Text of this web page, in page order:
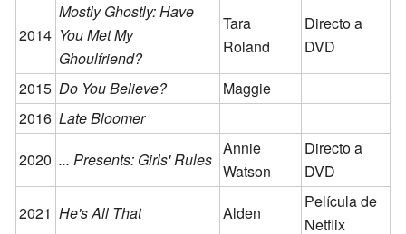
2014
Mostly Ghostly: Have
You Met My
Ghoulfriend?
Tara
Roland
Directo a
DVD
2015 Do You Believe?
Maggie
2016 Late Bloomer
2020 ... Presents: Girls' Rules
Annie
Watson
Directo a
DVD
2021 He's All That Alden
Película de
Netflix